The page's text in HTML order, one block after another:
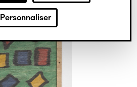
Personnaliser